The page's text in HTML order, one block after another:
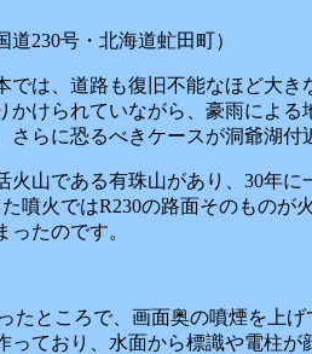
230号・北海道虻田町）
は、道路も復旧不能なほど大き
かけられていながら、豪雨によ
さらに恐るべきケースが洞爺湖付
山である有珠山があり、30年
噴火ではR230の路面そのもの
ったのです。
たところで、画面奥の噴煙を上
っており、水面から標識や電柱